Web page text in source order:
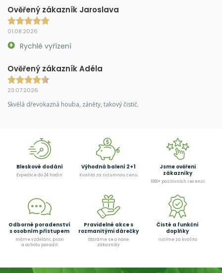
Ověřený zákazník Jaroslava
01.08.2026
Rychlé vyřízení
Ověřený zákazník Adéla
23.07.2026
Skvělá dřevokazná houba, záněty, takový čistič.
Bleskové dodání
Expedice do 24 hodin
Výhodná balení 2+1
Kvalita za rozumnou cenu
Jsme ověřeni
zákazníky
1000+ pozitivních recenzí
Odborné poradenství
s osobním přístupem
máme vzdělání, praxi
a ochotu poradit
Pravidelné akce s
rozmanitými dárečky
Staráme se o naše
zákazníky
Čisté a funkční
doplňky
ručíme za kvalitu